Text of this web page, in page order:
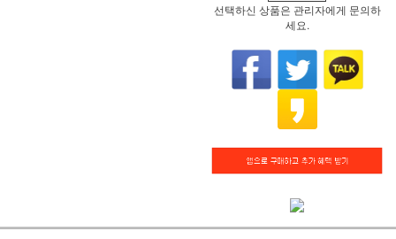
선택하신 상품은 관리자에게 문의하
세요.